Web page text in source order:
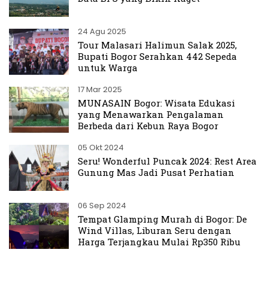
24 Agu 2025
Tour Malasari Halimun Salak 2025,
Bupati Bogor Serahkan 442 Sepeda
untuk Warga
17 Mar 2025
MUNASAIN Bogor: Wisata Edukasi
yang Menawarkan Pengalaman
Berbeda dari Kebun Raya Bogor
05 Okt 2024
Seru! Wonderful Puncak 2024: Rest Area
Gunung Mas Jadi Pusat Perhatian
06 Sep 2024
Tempat Glamping Murah di Bogor: De
Wind Villas, Liburan Seru dengan
Harga Terjangkau Mulai Rp350 Ribu